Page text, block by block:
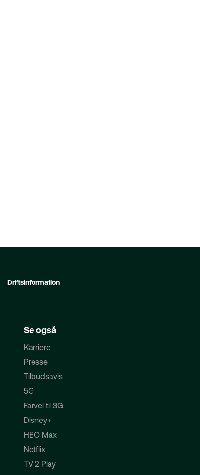
Driftsinformation
Se også
Karriere
Presse
Tilbudsavis
5G
Farvel til 3G
Disney+
HBO Max
Netflix
TV 2 Play